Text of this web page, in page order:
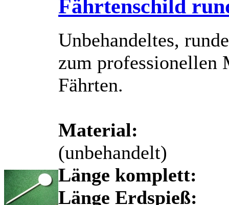
Fährtenschild
Unbehandeltes,
zum professionellen
Fährten.
Material:
(unbehandelt)
Länge komplett:
Länge Erdspieß: